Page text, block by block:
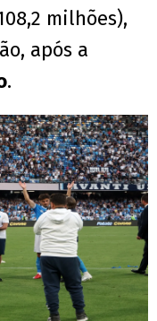
milhões),
após a
.